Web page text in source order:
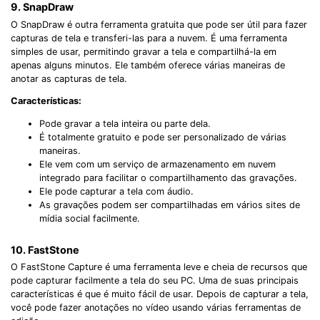
9. SnapDraw
O SnapDraw é outra ferramenta gratuita que pode ser útil para fazer
capturas de tela e transferi-las para a nuvem. É uma ferramenta
simples de usar, permitindo gravar a tela e compartilhá-la em
apenas alguns minutos. Ele também oferece várias maneiras de
anotar as capturas de tela.
Características:
Pode gravar a tela inteira ou parte dela.
É totalmente gratuito e pode ser personalizado de várias
maneiras.
Ele vem com um serviço de armazenamento em nuvem
integrado para facilitar o compartilhamento das gravações.
Ele pode capturar a tela com áudio.
As gravações podem ser compartilhadas em vários sites de
mídia social facilmente.
10. FastStone
O FastStone Capture é uma ferramenta leve e cheia de recursos que
pode capturar facilmente a tela do seu PC. Uma de suas principais
características é que é muito fácil de usar. Depois de capturar a tela,
você pode fazer anotações no vídeo usando várias ferramentas de